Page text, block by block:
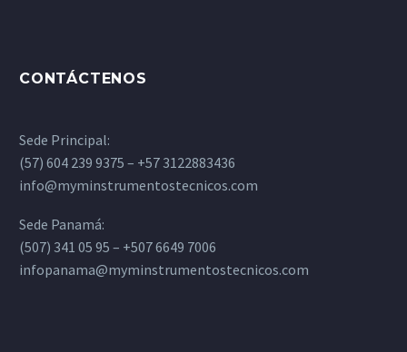
CONTÁCTENOS
Sede Principal:
(57) 604 239 9375 – +57 3122883436
info@myminstrumentostecnicos.com
Sede Panamá:
(507) 341 05 95 – +507 6649 7006
infopanama@myminstrumentostecnicos.com